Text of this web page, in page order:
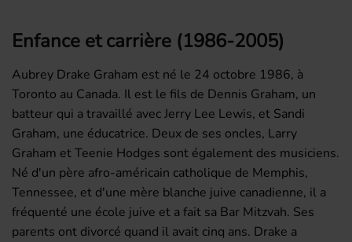
Enfance et carrière (1986-2005)
Aubrey Drake Graham est né le 24 octobre 1986, à
Toronto au Canada. Il est le fils de Dennis Graham, un
batteur qui a travaillé avec Jerry Lee Lewis, et Sandi
Graham, une éducatrice. Deux de ses oncles, Larry
Graham et Teenie Hodges sont également des musiciens.
Né d'un père afro-américain catholique de Memphis,
Tennessee, et d'une mère blanche juive canadienne, il a
fréquenté une école juive et a fait sa Bar Mitzvah. Ses
parents ont divorcé quand il avait cinq ans. Drake a